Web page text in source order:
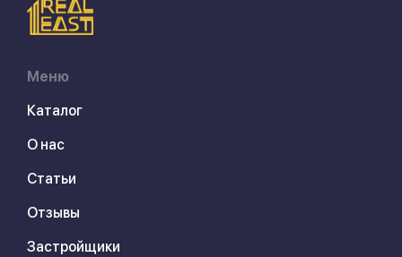
Меню
Каталог
О нас
Статьи
Отзывы
Застройщики